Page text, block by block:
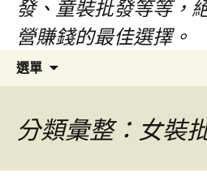
發、童裝批發等等，
營賺錢的最佳選擇。
選單
容
區
分類彙整：女裝